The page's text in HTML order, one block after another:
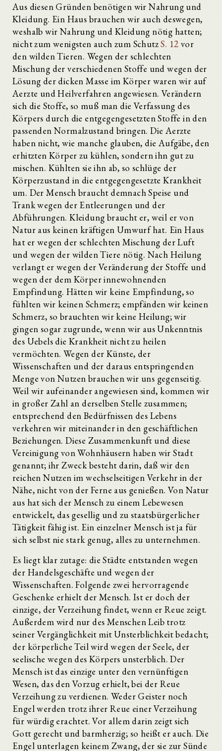
Aus diesen Gründen benötigen wir Nahrung und
Kleidung. Ein Haus brauchen wir auch deswegen,
weshalb wir Nahrung und Kleidung nötig hatten;
nicht zum wenigsten auch zum SchutzS. 12 vor
den wilden Tieren. Wegen der schlechten
Mischung der verschiedenen Stoffe und wegen der
Lösung der dicken Masse im Körper waren wir auf
Aerzte und Heilverfahren angewiesen. Verändern
sich die Stoffe, so muß man die Verfassung des
Körpers durch die entgegengesetzten Stoffe in den
passenden Normalzustand bringen. Die Aerzte
haben nicht, wie manche glauben, die Aufgäbe, den
erhitzten Körper zu kühlen, sondern ihn gut zu
mischen. Kühlten sie ihn ab, so schlüge der
Körperzustand in die entgegengesetzte Krankheit
um. Der Mensch braucht demnach Speise und
Trank wegen der Entleerungen und der
Abführungen. Kleidung braucht er, weil er von
Natur aus keinen kräftigen Umwurf hat. Ein Haus
hat er wegen der schlechten Mischung der Luft
und wegen der wilden Tiere nötig. Nach Heilung
verlangt er wegen der Veränderung der Stoffe und
wegen der dem Körper innewohnenden
Empfindung. Hätten wir keine Empfindung, so
fühlten wir keinen Schmerz; empfänden wir keinen
Schmerz, so brauchten wir keine Heilung; wir
gingen sogar zugrunde, wenn wir aus Unkenntnis
des Uebels die Krankheit nicht zu heilen
vermöchten. Wegen der Künste, der
Wissenschaften und der daraus entspringenden
Menge von Nutzen brauchen wir uns gegenseitig.
Weil wir aufeinander angewiesen sind, kommen wir
in großer Zahl an derselben Stelle zusammen;
entsprechend den Bedürfnissen des Lebens
verkehren wir miteinander in den geschäftlichen
Beziehungen. Diese Zusammenkunft und diese
Vereinigung von Wohnhäusern haben wir Stadt
genannt; ihr Zweck besteht darin, daß wir den
reichen Nutzen im wechselseitigen Verkehr in der
Nähe, nicht von der Ferne aus genießen. Von Natur
aus hat sich der Mensch zu einem Lebewesen
entwickelt, das gesellig und zu staatsbürgerlicher
Tätigkeit fähig ist. Ein einzelner Mensch ist ja für
sich selbst nie stark genug, alles zu unternehmen.
Es liegt klar zutage: die Städte entstanden wegen
der Handelsgeschäfte und wegen der
Wissenschaften. Folgende zwei hervorragende
Geschenke erhielt der Mensch. Ist er doch der
einzige, der Verzeihung findet, wenn er Reue zeigt.
Außerdem wird nur des Menschen Leib trotz
seiner Vergänglichkeit mit Unsterblichkeit bedacht;
der körperliche Teil wird wegen der Seele, der
seelische wegen des Körpers unsterblich. Der
Mensch ist das einzige unter den vernünftigen
Wesen, das den Vorzug erhielt, bei der Reue
Verzeihung zu verdienen. Weder Geister noch
Engel werden trotz ihrer Reue einer Verzeihung
für würdig erachtet. Vor allem darin zeigt sich
Gott gerecht und barmherzig; so heißt er auch. Die
Engel unterlagen keinem Zwang, der sie zur Sünde